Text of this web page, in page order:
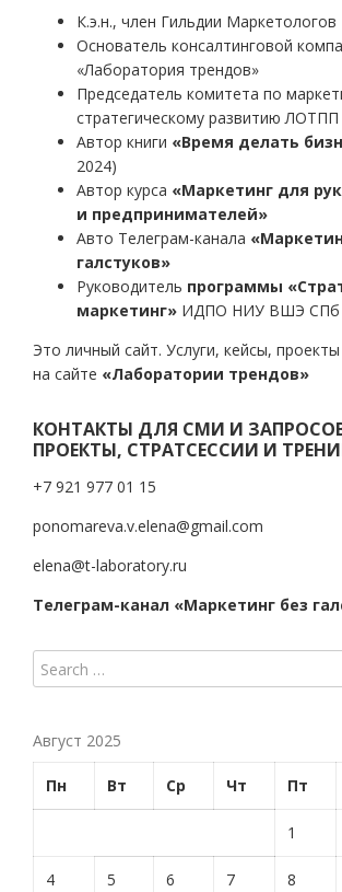
К.э.н., член Гильдии Маркетологов
Основатель консалтинговой
«Лаборатория трендов»
Председатель комитета по
стратегическому развитию ЛОТПП
Автор книги «Время делать
2024)
Автор курса «Маркетинг для
и предпринимателей»
Авто Телеграм-канала
галстуков»
Руководитель программы
маркетинг» ИДПО НИУ ВШЭ СПб
Это личный сайт. Услуги, кейсы,
на сайте «Лаборатории трендов»
КОНТАКТЫ ДЛЯ СМИ И
ПРОЕКТЫ, СТРАТСЕССИИ И
+7 921 977 01 15
ponomareva.v.elena@gmail.com
elena@t-laboratory.ru
Телеграм-канал «Маркетинг без
Август 2025
Пн Вт Ср Чт Пт
1
4 5 6 7 8